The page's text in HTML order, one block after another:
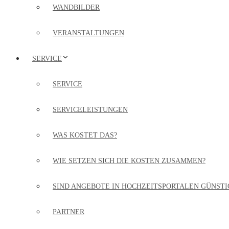
WANDBILDER
VERANSTALTUNGEN
SERVICE
SERVICE
SERVICELEISTUNGEN
WAS KOSTET DAS?
WIE SETZEN SICH DIE KOSTEN ZUSAMMEN?
SIND ANGEBOTE IN HOCHZEITSPORTALEN
PARTNER